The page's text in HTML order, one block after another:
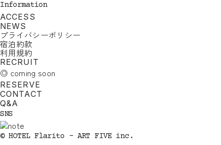
Information
ACCESS
NEWS
プライバシーポリシー
宿泊約款
利用規約
RECRUIT
◎ coming soon
RESERVE
CONTACT
Q&A
SNS
© HOTEL Flarito - ART FIVE inc.